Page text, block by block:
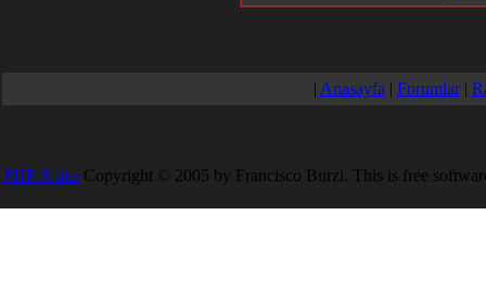
| Anasayfa | Forumlar|
PHP-Nuke Copyright © 2005 by Francisco Burzi. This is free